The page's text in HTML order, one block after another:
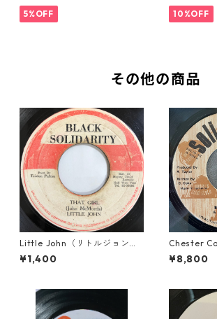
5%OFF 10%OFF
その他の商品
Little John（リトルジョン）
- That Girl 【7-20045】
¥1,400
Chester
e【7-21819
¥8,800